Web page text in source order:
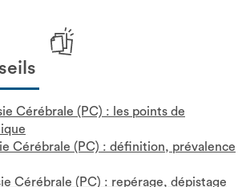
Cérébrale (PC) : les points de
Cérébrale (PC) : définition, prévalence
Cérébrale (PC) : repérage, dépistage